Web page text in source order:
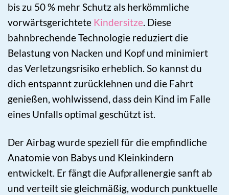
bis zu 50 % mehr Schutz als herkömmliche
vorwärtsgerichtete Kindersitze. Diese
bahnbrechende Technologie reduziert die
Belastung von Nacken und Kopf und minimiert
das Verletzungsrisiko erheblich. So kannst du
dich entspannt zurücklehnen und die Fahrt
genießen, wohlwissend, dass dein Kind im Falle
eines Unfalls optimal geschützt ist.
Der Airbag wurde speziell für die empfindliche
Anatomie von Babys und Kleinkindern
entwickelt. Er fängt die Aufprallenergie sanft ab
und verteilt sie gleichmäßig, wodurch punktuelle